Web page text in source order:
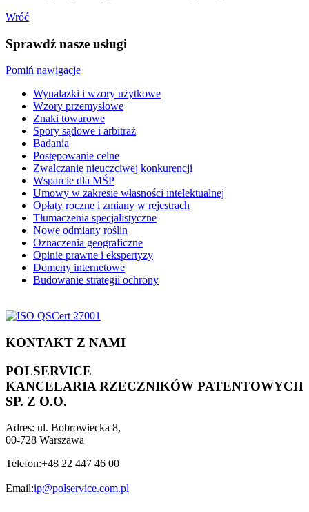
Wróć
Sprawdź nasze usługi
Pomiń nawigacje
Wynalazki i wzory użytkowe
Wzory przemysłowe
Znaki towarowe
Spory sądowe i arbitraż
Badania
Postępowanie celne
Zwalczanie nieuczciwej konkurencji
Wsparcie dla MŚP
Umowy w zakresie własności intelektualnej
Opłaty roczne i zmiany w rejestrach
Tłumaczenia specjalistyczne
Nowe odmiany roślin
Oznaczenia geograficzne
Opinie prawne i ekspertyzy
Domeny internetowe
Budowanie strategii ochrony
KONTAKT Z NAMI
POLSERVICE
KANCELARIA RZECZNIKÓW PATENTOWYCH
SP. Z O.O.
Adres: ul. Bobrowiecka 8,
00-728 Warszawa
Telefon:+48 22 447 46 00
Email:ip@polservice.com.pl